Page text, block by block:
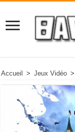
Accueil > Jeux Vidéo >